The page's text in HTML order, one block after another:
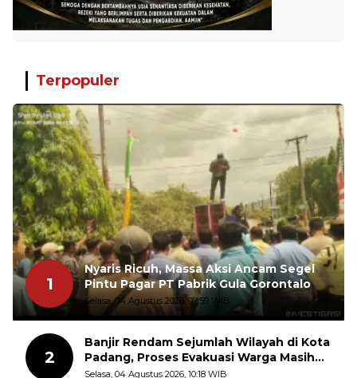
Terpopuler
1
Nyaris Ricuh, Massa Aksi Ancam Segel
Pintu Pagar PT Pabrik Gula Gorontalo
Selasa, 04 Agustus 2026, 07:59 WIB
2
Banjir Rendam Sejumlah Wilayah di Kota
Padang, Proses Evakuasi Warga Masih
Berlangsung
Selasa, 04 Agustus 2026, 10:18 WIB